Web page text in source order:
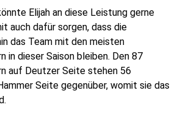
Elijah an diese Leistung gerne
auch dafür sorgen, dass die
das Team mit den meisten
in dieser Saison bleiben. Den 87
auf Deutzer Seite stehen 56
Seite gegenüber, womit sie das